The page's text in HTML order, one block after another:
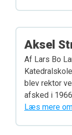
Aksel
Af Lars Bo
blev rektor
afsked i
Læs mere